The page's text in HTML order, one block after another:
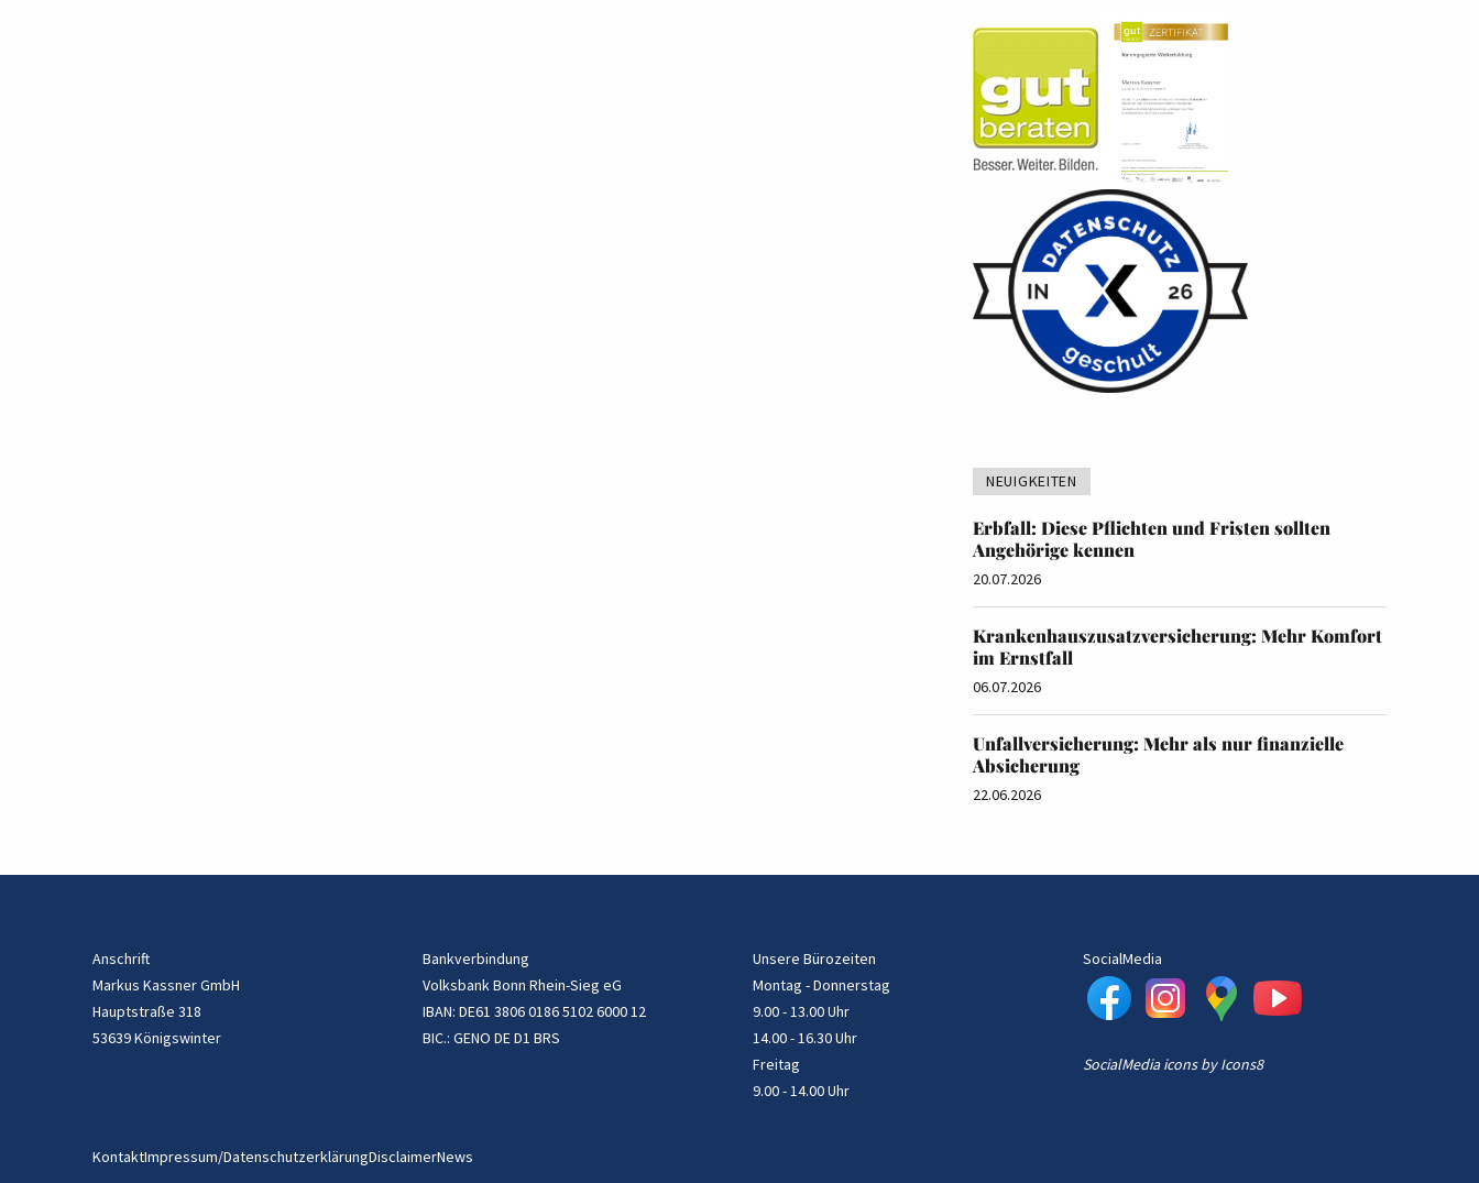
NEUIGKEITEN
Erbfall: Diese Pflichten und Fristen sollten
Angehörige kennen
20.07.2026
Krankenhauszusatzversicherung: Mehr Komfort
im Ernstfall
06.07.2026
Unfallversicherung: Mehr als nur finanzielle
Absicherung
22.06.2026
Anschrift
Markus Kassner GmbH
Hauptstraße 318
53639 Königswinter
Bankverbindung
Volksbank Bonn Rhein-Sieg eG
IBAN: DE61 3806 0186 5102 6000 12
BIC.: GENO DE D1 BRS
Unsere Bürozeiten
Montag - Donnerstag
9.00 - 13.00 Uhr
14.00 - 16.30 Uhr
Freitag
9.00 - 14.00 Uhr
SocialMedia
SocialMediaicons byIcons8
KontaktImpressum/DatenschutzerklärungDisclaimerNews